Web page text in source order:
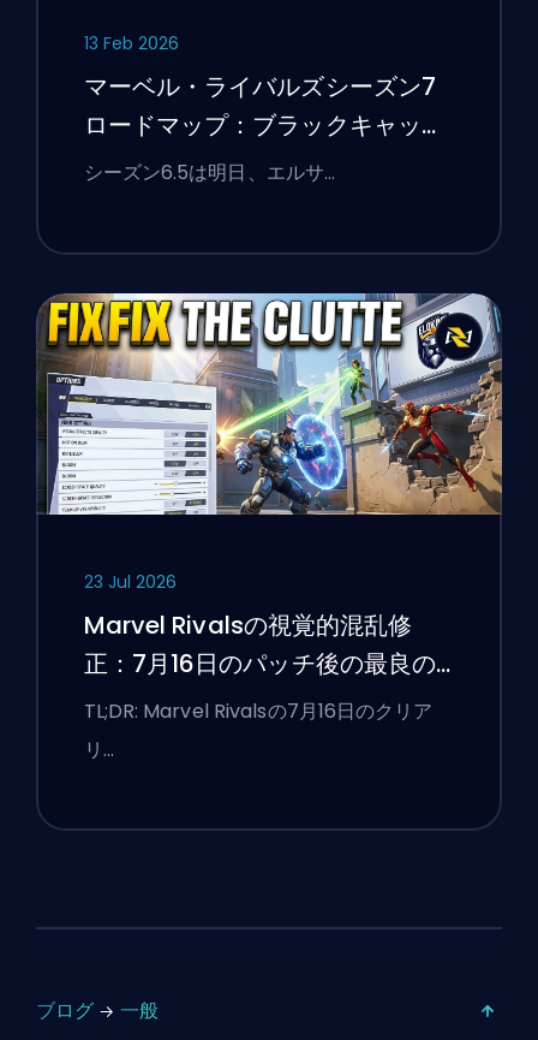
13 Feb 2026
マーベル・ライバルズシーズン7
ロードマップ：ブラックキャッ
ト、ホワイトフォックス、そして
シーズン6.5は明日、エルサ…
23 Jul 2026
Marvel Rivalsの視覚的混乱修
正：7月16日のパッチ後の最良の
競技設定
TL;DR: Marvel Rivalsの7月16日のクリア
リ…
ブログ 一般